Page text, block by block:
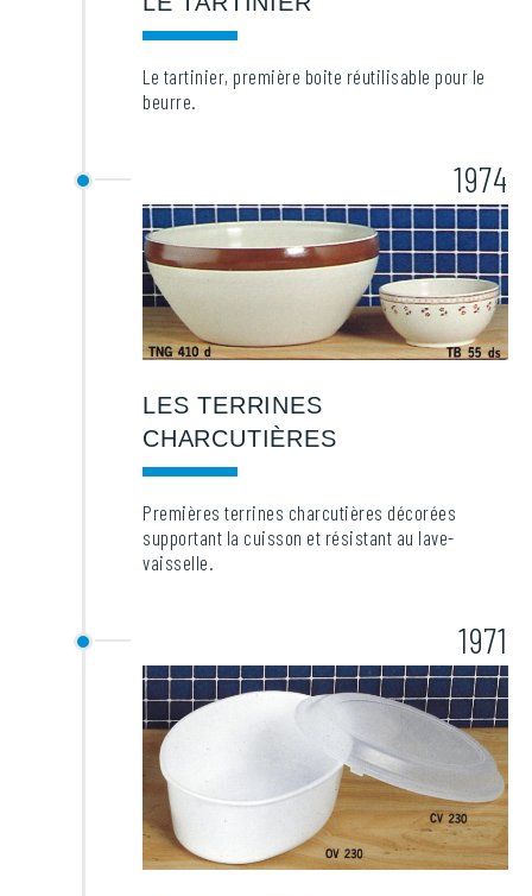
Le tartinier, première boite réutilisable pour le
beurre.
1974
LES TERRINES
CHARCUTIÈRES
Premières terrines charcutières décorées
supportant la cuisson et résistant au lave-
vaisselle.
1971